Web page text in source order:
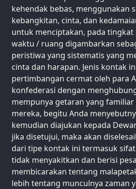
kehendak bebas, menggunakan
kebangkitan, cinta, dan
untuk menciptakan, pada tingkat
waktu / ruang digambarkan
peristiwa yang sistematis yang
cinta dan harapan. Jenis kontak
pertimbangan cermat oleh para
konfederasi dengan
mempunya getaran yang familiar
mereka, begitu Anda
kemudian diajukan kepada
jika disetujui, maka akan
dari tipe kontak ini termasuk
tidak menyakitkan dan berisi
membicarakan tentang
lebih tentang munculnya zaman